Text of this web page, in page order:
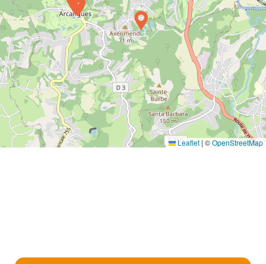
Leaflet | ©OpenStreetMap